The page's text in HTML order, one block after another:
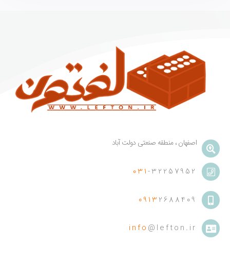
اصفهان ، منطقه صنعتی دولت آباد
031-32257952
0913 2688409
info @lefton.ir